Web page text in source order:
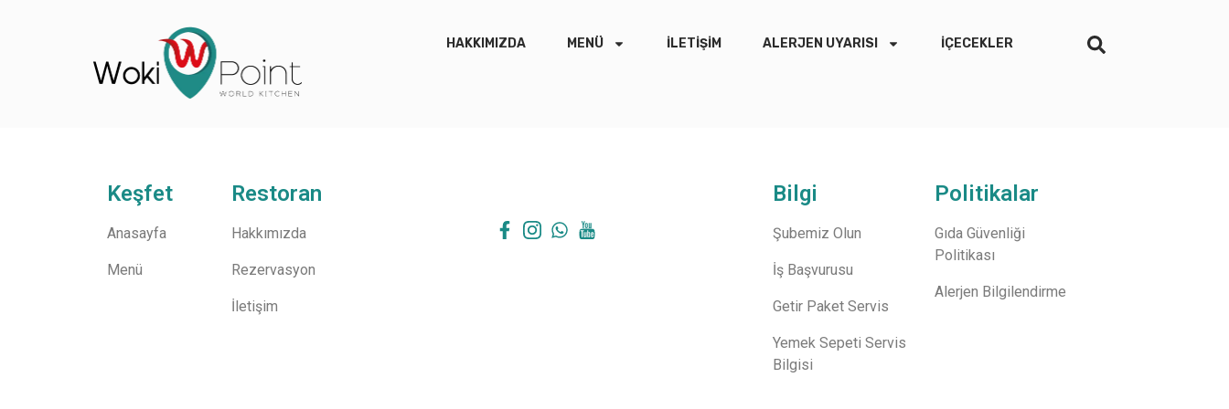
HAKKIMIZDA MENÜ İLETIŞIM ALERJEN UYARISI İÇECEKLER
Keşfet
Anasayfa
Menü
Restoran
Hakkımızda
Rezervasyon
İletişim
Bilgi
Şubemiz Olun
İş Başvurusu
Getir Paket Servis
Yemek Sepeti Servis
Bilgisi
Politikalar
Gıda Güvenliği
Politikası
Alerjen Bilgilendirme